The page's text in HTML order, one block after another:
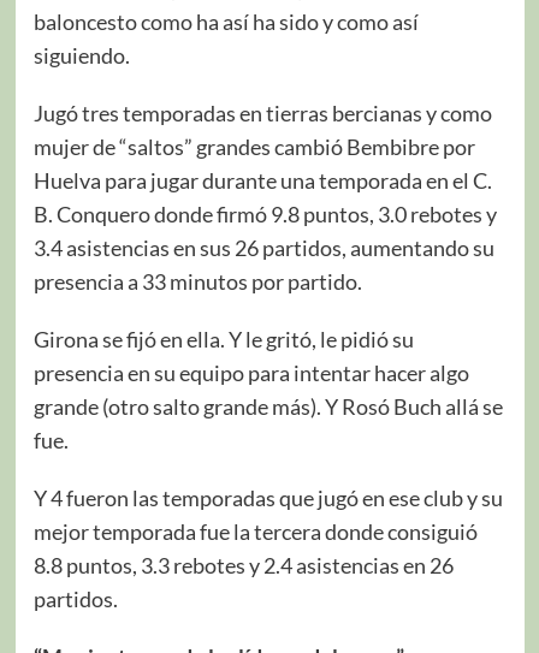
baloncesto como ha así ha sido y como así
siguiendo.
Jugó tres temporadas en tierras bercianas y como
mujer de “saltos” grandes cambió Bembibre por
Huelva para jugar durante una temporada en el C.
B. Conquero donde firmó 9.8 puntos, 3.0 rebotes y
3.4 asistencias en sus 26 partidos, aumentando su
presencia a 33 minutos por partido.
Girona se fijó en ella. Y le gritó, le pidió su
presencia en su equipo para intentar hacer algo
grande (otro salto grande más). Y Rosó Buch allá se
fue.
Y 4 fueron las temporadas que jugó en ese club y su
mejor temporada fue la tercera donde consiguió
8.8 puntos, 3.3 rebotes y 2.4 asistencias en 26
partidos.